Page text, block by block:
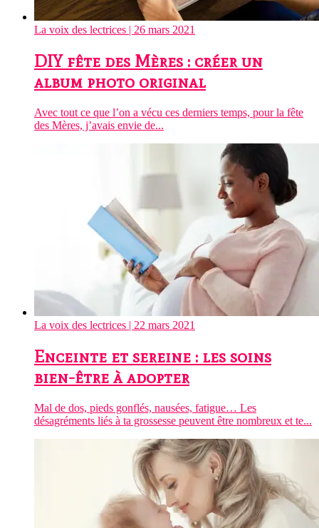
La voix des lectrices | 26 mars 2021
DIY fête des Mères : créer un
album photo original
Avec tout ce que l’on a vécu ces derniers temps, pour la fête
des Mères, j’avais envie de...
La voix des lectrices | 22 mars 2021
Enceinte et sereine : les soins
bien-être à adopter
Mal de dos, pieds gonflés, nausées, fatigue… Les
désagréments liés à ta grossesse peuvent être nombreux et te...